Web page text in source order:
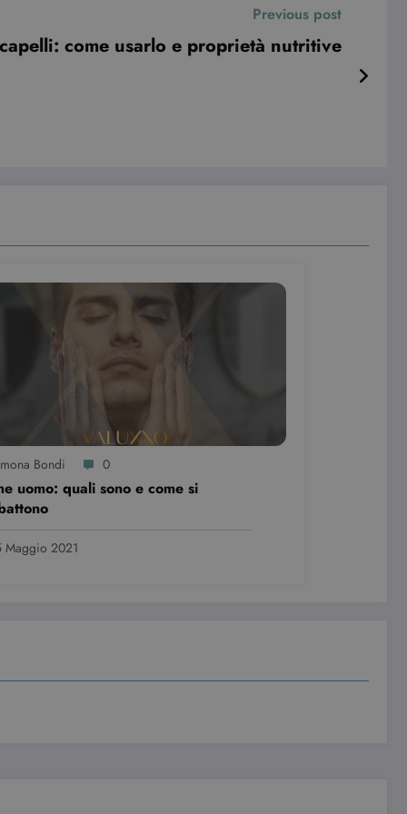
Previous post
come usarlo e proprietà nutritive
Bondi 0
uomo: quali sono e come si
Maggio 2021
preferenze dell'utente